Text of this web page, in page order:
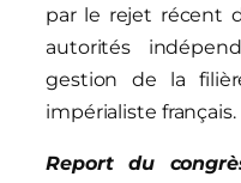
par le rejet récent
autorités
gestion de la
impérialiste français.
Report du